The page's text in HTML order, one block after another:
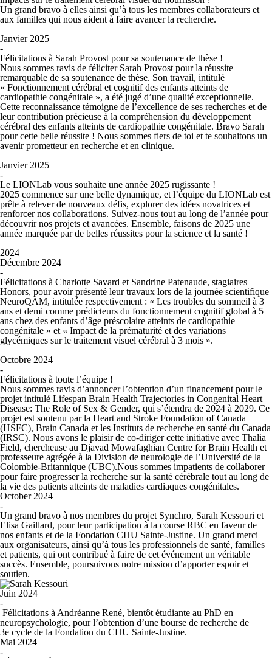
Un grand bravo à elles ainsi qu’à tous les membres collaborateurs et
aux familles qui nous aident à faire avancer la recherche.
Janvier 2025
-
Félicitations à Sarah Provost pour sa soutenance de thèse !
Nous sommes ravis de féliciter Sarah Provost pour la réussite
remarquable de sa soutenance de thèse. Son travail, intitulé
« Fonctionnement cérébral et cognitif des enfants atteints de
cardiopathie congénitale », a été jugé d’une qualité exceptionnelle.
Cette reconnaissance témoigne de l’excellence de ses recherches et de
leur contribution précieuse à la compréhension du développement
cérébral des enfants atteints de cardiopathie congénitale. Bravo Sarah
pour cette belle réussite ! Nous sommes fiers de toi et te souhaitons un
avenir prometteur en recherche et en clinique.
Janvier 2025
-
Le LIONLab vous souhaite une année 2025 rugissante !
2025 commence sur une belle dynamique, et l’équipe du LIONLab est
prête à relever de nouveaux défis, explorer des idées novatrices et
renforcer nos collaborations. Suivez-nous tout au long de l’année pour
découvrir nos projets et avancées. Ensemble, faisons de 2025 une
année marquée par de belles réussites pour la science et la santé !
2024
Décembre 2024
-
Félicitations à Charlotte Savard et Sandrine Patenaude, stagiaires
Honors, pour avoir présenté leur travaux lors de la journée scientifique
NeuroQAM, intitulée respectivement : « Les troubles du sommeil à 3
ans et demi comme prédicteurs du fonctionnement cognitif global à 5
ans chez des enfants d’âge préscolaire atteints de cardiopathie
congénitale » et « Impact de la prématurité et des variations
glycémiques sur le traitement visuel cérébral à 3 mois ».
Octobre 2024
-
Félicitations à toute l’équipe !
Nous sommes ravis d’annoncer l’obtention d’un financement pour le
projet intitulé Lifespan Brain Health Trajectories in Congenital Heart
Disease: The Role of Sex & Gender, qui s’étendra de 2024 à 2029. Ce
projet est soutenu par la Heart and Stroke Foundation of Canada
(HSFC), Brain Canada et les Instituts de recherche en santé du Canada
(IRSC). Nous avons le plaisir de co-diriger cette initiative avec Thalia
Field, chercheuse au Djavad Mowafaghian Centre for Brain Health et
professeure agrégée à la Division de neurologie de l’Université de la
Colombie-Britannique (UBC).Nous sommes impatients de collaborer
pour faire progresser la recherche sur la santé cérébrale tout au long de
la vie des patients atteints de maladies cardiaques congénitales.
October 2024
-
Un grand bravo à nos membres du projet Synchro, Sarah Kessouri et
Elisa Gaillard, pour leur participation à la course RBC en faveur de
nos enfants et de la Fondation CHU Sainte-Justine. Un grand merci
aux organisateurs, ainsi qu’à tous les professionnels de santé, familles
et patients, qui ont contribué à faire de cet événement un véritable
succès. Ensemble, poursuivons notre mission d’apporter espoir et
soutien.
Juin 2024
-
Félicitations à Andréanne René, bientôt étudiante au PhD en
neuropsychologie, pour l’obtention d’une bourse de recherche de
3e cycle de la Fondation du CHU Sainte-Justine.
Mai 2024
-